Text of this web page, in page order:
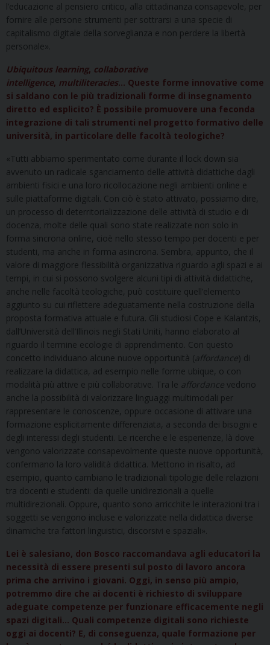
l’educazione al pensiero critico, alla cittadinanza consapevole, per
fornire alle persone strumenti per sottrarsi a una specie di
capitalismo digitale della sorveglianza e non perdere la libertà
personale».
Ubiquitous learning, collaborative
intelligence, multiliteracies… Queste forme innovative come
si saldano con le più tradizionali forme di insegnamento
diretto ed esplicito? È possibile promuovere una feconda
integrazione di tali strumenti nel progetto formativo delle
università, in particolare delle facoltà teologiche?
«Tutti abbiamo sperimentato come durante il lock down sia
avvenuto un radicale sganciamento delle attività didattiche dagli
ambienti fisici e una loro ricollocazione negli ambienti online e
sulle piattaforme digitali. Con ciò è stato attivato, possiamo dire,
un processo di deterritorializzazione delle attività di studio e di
docenza, molte delle quali sono state realizzate non solo in
forma sincrona online, cioè nello stesso tempo per docenti e per
studenti, ma anche in forma asincrona. Sembra, appunto, che il
valore di maggiore flessibilità organizzativa riguardo agli spazi e ai
tempi, in cui si possono svolgere alcuni tipi di attività didattiche,
anche nelle facoltà teologiche, può costituire quell’elemento
aggiunto su cui riflettere adeguatamente nella costruzione della
proposta formativa attuale e futura. Gli studiosi Cope e Kalantzis,
dall’Università dell’Illinois negli Stati Uniti, hanno elaborato al
riguardo il termine ecologie di apprendimento. Con questo
concetto individuano alcune nuove opportunità (affordance) di
realizzare la didattica, ad esempio nelle forme ubique, o con
modalità più attive e più collaborative. Tra le affordance vedono
anche la possibilità di valorizzare linguaggi multimodali per
rappresentare le conoscenze, oppure occasione di attivare una
formazione esplicitamente differenziata, a seconda dei bisogni e
degli interessi degli studenti. Le ricerche e le esperienze, là dove
vengono valorizzate consapevolmente queste nuove opportunità,
confermano la loro validità didattica. Mettono in risalto, ad
esempio, quanto cambiano le tradizionali tipologie delle relazioni
tra docenti e studenti: da quelle unidirezionali a quelle
multidirezionali. Oppure, quanto sono arricchite le interazioni tra i
soggetti se vengono incluse e valorizzate nella didattica diverse
dinamiche tra fattori linguistici, discorsivi e spaziali».
Lei è salesiano, don Bosco raccomandava agli educatori la
necessità di essere presenti sul posto di lavoro ancora
prima che arrivino i giovani. Oggi, in senso più ampio,
potremmo dire che ai docenti è richiesto di sviluppare
adeguate competenze per funzionare efficacemente negli
spazi digitali… Quali competenze digitali sono richieste
oggi ai docenti? E, di conseguenza, quale formazione per